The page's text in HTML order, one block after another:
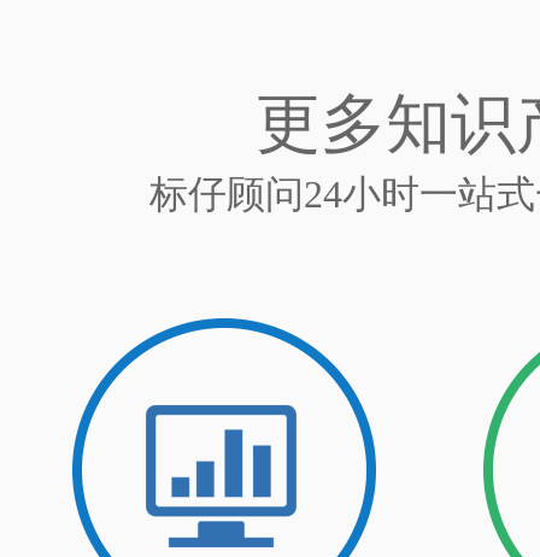
更多知识
标仔顾问24小时一站